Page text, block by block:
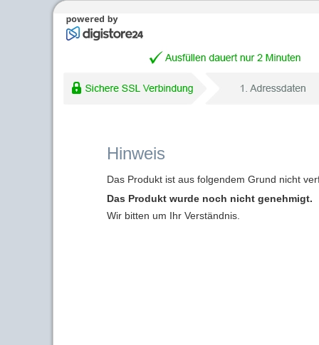
Hinweis
Das Produkt ist aus folgendem Grund nicht
Das Produkt wurde noch nicht genehmigt.
Wir bitten um Ihr Verständnis.